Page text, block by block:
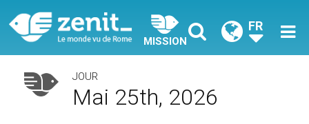
MISSION
FR
JOUR
Mai 25th, 2026